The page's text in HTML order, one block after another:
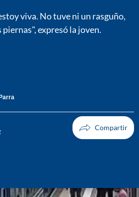
viva. No tuve ni un rasguño,
piernas", expresó la joven.